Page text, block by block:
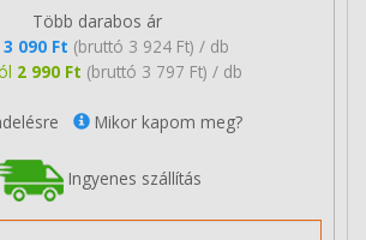
Több darabos ár
3 090 Ft (bruttó 3 924 Ft) / db
2 990 Ft (bruttó 3 797 Ft) / db
Mikor kapom meg?
Ingyenes szállítás